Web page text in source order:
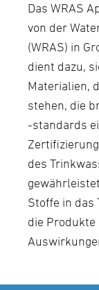
Das WRAS
von der
(WRAS) in
dient dazu,
Materialien,
stehen, die
-standards
des
Stoffe in das
die Produkte